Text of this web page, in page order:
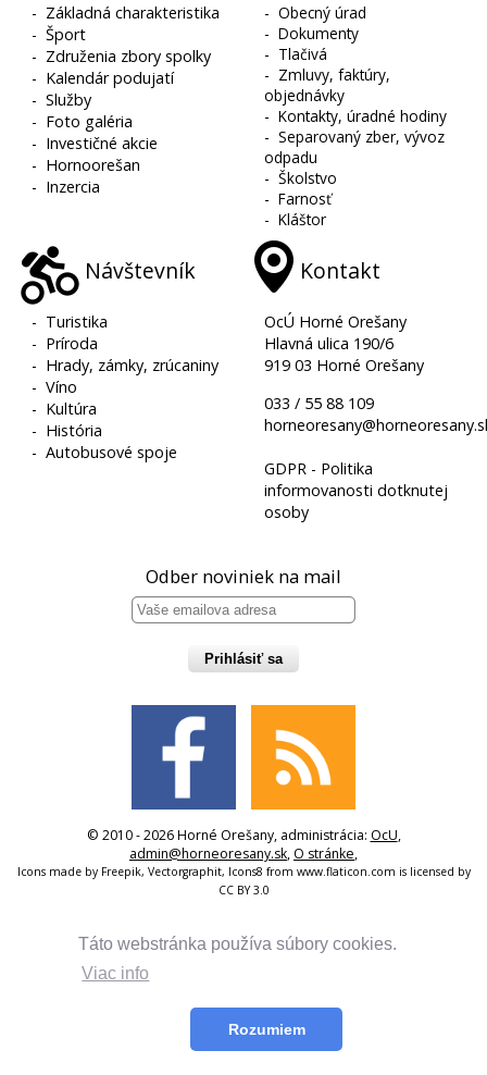
Táto webstránka používa súbory cookies.
Viac info
Rozumiem
- Základná charakteristika
-Šport
- Združenia zbory spolky
- Kalendár podujatí
-Služby
- Foto galéria
- Investičné akcie
- Hornoorešan
- Inzercia
-Obecný úrad
-Dokumenty
- Tlačivá
- Zmluvy, faktúry,
objednávky
-Kontakty, úradné hodiny
-Separovaný zber, vývoz
odpadu
-Školstvo
-Farnosť
-Kláštor
Návštevník
- Turistika
- Príroda
- Hrady, zámky, zrúcaniny
-Víno
- Kultúra
- História
-Autobusové spoje
Kontakt
OcÚ Horné Orešany
Hlavná ulica 190/6
919 03 Horné Orešany
033 / 55 88 109
GDPR - Politika
informovanosti dotknutej
osoby
Odber noviniek na mail
Prihlásiť sa
© 2010 - 2026 Horné Orešany, administrácia: OcU,
admin@horneoresany.sk, O stránke,
Icons made by Freepik, Vectorgraphit, Icons8 from www.flaticon.com is licensed by
CC BY 3.0